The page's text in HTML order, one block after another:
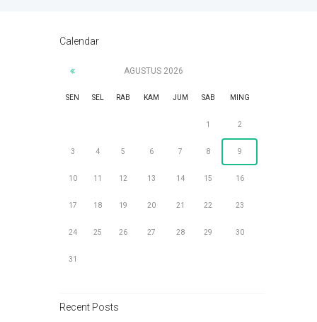
Calendar
AGUSTUS 2026
SEN SEL RAB KAM JUM SAB MING
1 2
3 4 5 6 7 8 9
10 11 12 13 14 15 16
17 18 19 20 21 22 23
24 25 26 27 28 29 30
31
Recent Posts